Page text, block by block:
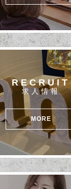
RECRUIT
求人情報
MORE